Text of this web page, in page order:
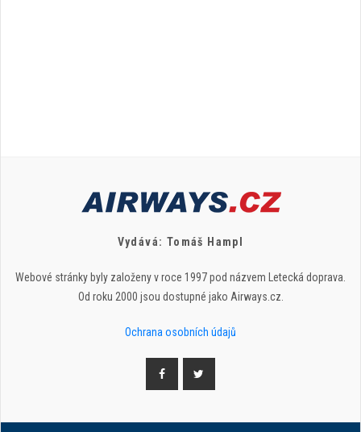
Vydává: Tomáš Hampl
Webové stránky byly založeny v roce 1997 pod názvem Letecká doprava.
Od roku 2000 jsou dostupné jako Airways.cz.
Ochrana osobních údajů